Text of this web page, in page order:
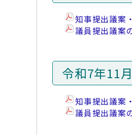
知事提出議案
議員提出議案
令和7年11
知事提出議案
議員提出議案